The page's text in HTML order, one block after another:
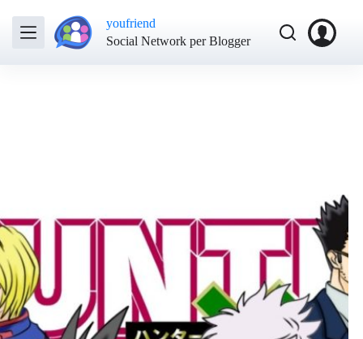
youfriend
Social Network per Blogger